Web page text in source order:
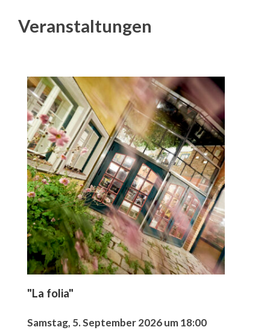
Veranstaltungen
"La folia"
Samstag, 5. September 2026 um 18:00